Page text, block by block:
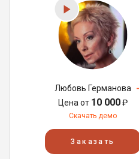
Любовь Германова
Цена от 10 000₽
Скачать демо
Заказать